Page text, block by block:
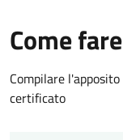
Come fare
Compilare
certificato